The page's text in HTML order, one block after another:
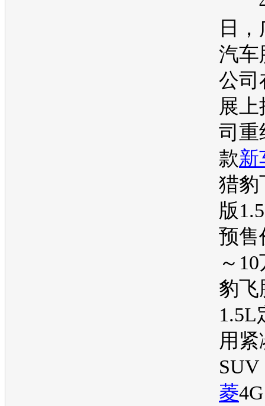
日
汽车
公司
展
司重
款新
猎豹
版
预售
～
豹飞
1.5L
用
SUV
菱